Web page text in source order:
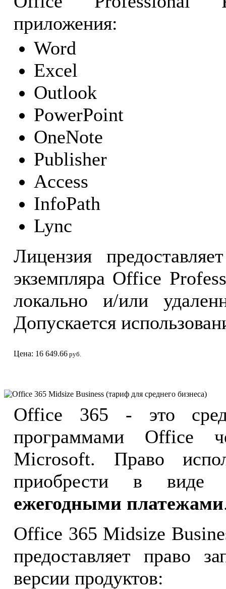
приложения:
Word
Excel
Outlook
PowerPoint
OneNote
Publisher
Access
InfoPath
Lync
Лицензия
экземпляра Office
локально и/или
Допускается
Цена: 16 649.66 руб.
Office 365 Midsize Business (тариф для среднего бизнеса)
Office 365 - это
программами Office
Microsoft. Право
приобрести в виде
ежегодными платежами
Office 365 Midsize
предоставляет право
версии продуктов: